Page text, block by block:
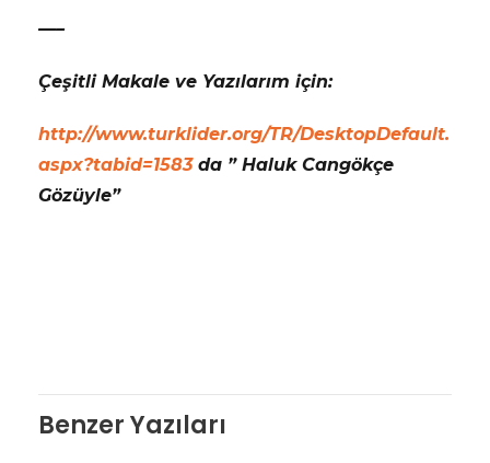
—–
Çeşitli Makale ve Yazılarım için:
http://www.turklider.org/TR/DesktopDefault.
aspx?tabid=1583da ” Haluk Cangökçe
Gözüyle”
Benzer Yazıları